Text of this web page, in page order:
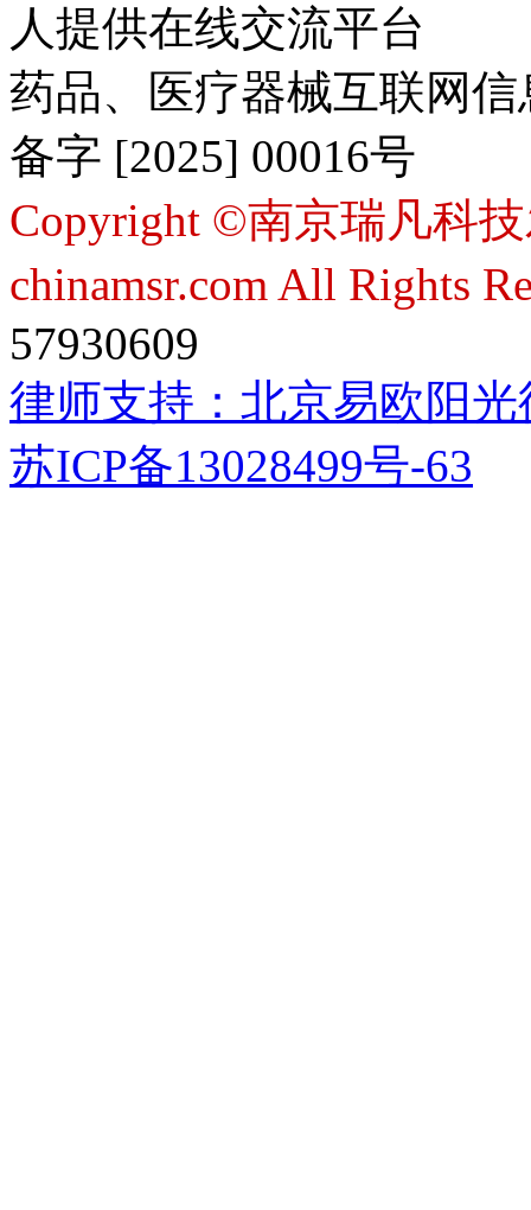
人提供在线交流平台
药品、医疗器械互联网
备字 [2025] 00016号
Copyright ©南京瑞凡科
chinamsr.com All Rights
57930609
律师支持： 北京易欧阳
苏ICP备13028499号-63